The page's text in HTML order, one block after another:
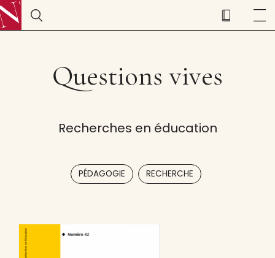
Questions vives
Recherches en éducation
PÉDAGOGIE RECHERCHE